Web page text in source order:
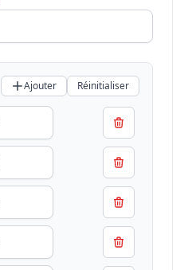
Ajouter Réinitialiser